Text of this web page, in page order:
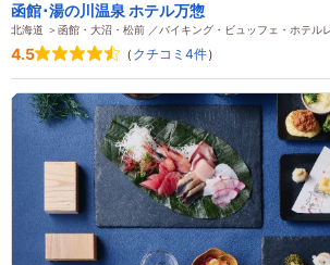
函館･湯の川温泉 ホテル万惣
北海道 ＞函館・大沼・松前 ／バイキング・ビュッフェ・ホテル
4.5 （ クチコミ4件）